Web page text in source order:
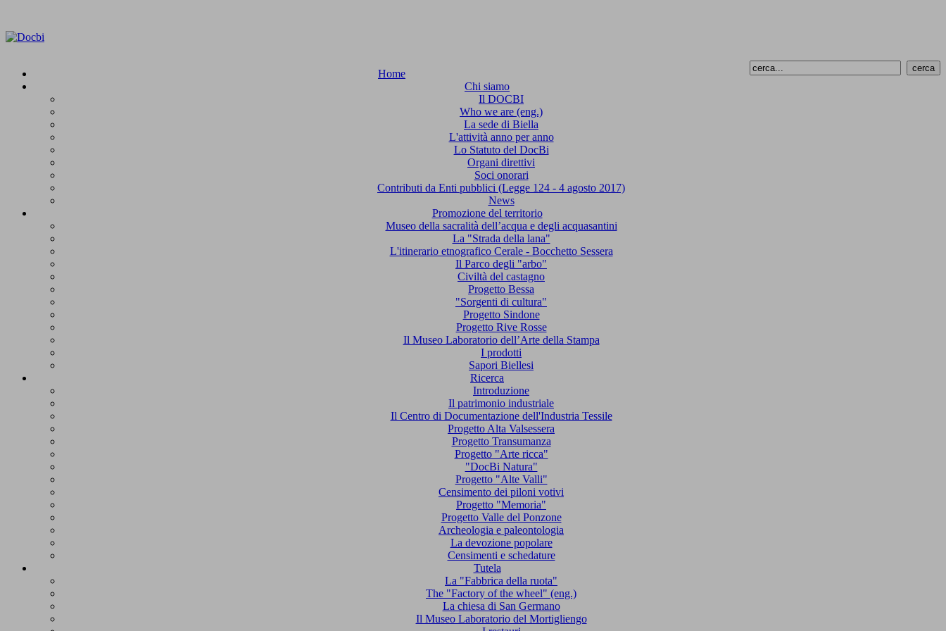
Home
Chi siamo
Il DOCBI
Who we are (eng.)
La sede di Biella
L'attività anno per anno
Lo Statuto del DocBi
Organi direttivi
Soci onorari
Contributi da Enti pubblici (Legge 124 - 4 agosto 2017)
News
Promozione del territorio
Museo della sacralità dell’acqua e degli acquasantini
La "Strada della lana"
L'itinerario etnografico Cerale - Bocchetto Sessera
Il Parco degli "arbo"
Civiltà del castagno
Progetto Bessa
"Sorgenti di cultura"
Progetto Sindone
Progetto Rive Rosse
Il Museo Laboratorio dell’Arte della Stampa
I prodotti
Sapori Biellesi
Ricerca
Introduzione
Il patrimonio industriale
Il Centro di Documentazione dell'Industria Tessile
Progetto Alta Valsessera
Progetto Transumanza
Progetto "Arte ricca"
"DocBi Natura"
Progetto "Alte Valli"
Censimento dei piloni votivi
Progetto "Memoria"
Progetto Valle del Ponzone
Archeologia e paleontologia
La devozione popolare
Censimenti e schedature
Tutela
La "Fabbrica della ruota"
The "Factory of the wheel" (eng.)
La chiesa di San Germano
Il Museo Laboratorio del Mortigliengo